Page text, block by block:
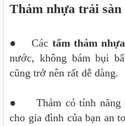
Thảm nhựa trải sàn
● Các tấm thảm
nước, không bám bụi
cũng trở nên rất dễ dàng.
● Thảm có tính năng
cho gia đình của bạn an